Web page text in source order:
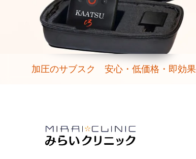
加圧のサブスク 安心・低価格・即効果